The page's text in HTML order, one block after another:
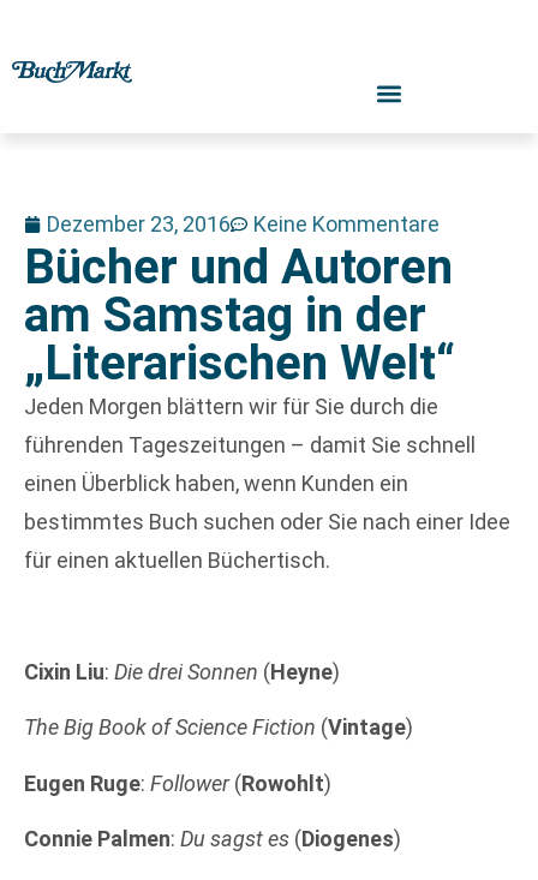
Dezember 23, 2016 Keine Kommentare
Bücher und Autoren
am Samstag in der
„Literarischen Welt“
Jeden Morgen blättern wir für Sie durch die
führenden Tageszeitungen – damit Sie schnell
einen Überblick haben, wenn Kunden ein
bestimmtes Buch suchen oder Sie nach einer Idee
für einen aktuellen Büchertisch.
Cixin Liu: Die drei Sonnen (Heyne)
The Big Book of Science Fiction (Vintage)
Eugen Ruge: Follower(Rowohlt)
Connie Palmen: Du sagst es (Diogenes)